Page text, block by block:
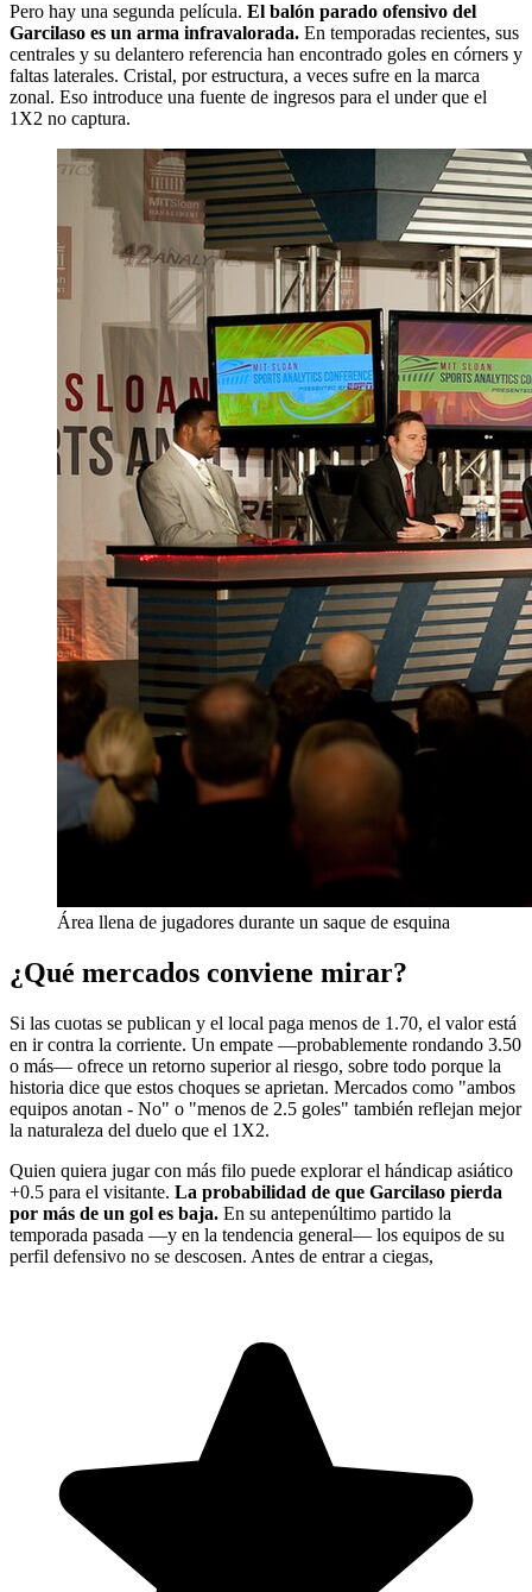
Pero hay una segunda película. El balón parado ofensivo del
Garcilaso es un arma infravalorada. En temporadas recientes, sus
centrales y su delantero referencia han encontrado goles en córners y
faltas laterales. Cristal, por estructura, a veces sufre en la marca
zonal. Eso introduce una fuente de ingresos para el under que el
1X2 no captura.
Área llena de jugadores durante un saque de esquina
¿Qué mercados conviene mirar?
Si las cuotas se publican y el local paga menos de 1.70, el valor está
en ir contra la corriente. Un empate —probablemente rondando 3.50
o más— ofrece un retorno superior al riesgo, sobre todo porque la
historia dice que estos choques se aprietan. Mercados como "ambos
equipos anotan - No" o "menos de 2.5 goles" también reflejan mejor
la naturaleza del duelo que el 1X2.
Quien quiera jugar con más filo puede explorar el hándicap asiático
+0.5 para el visitante. La probabilidad de que Garcilaso pierda
por más de un gol es baja. En su antepenúltimo partido la
temporada pasada —y en la tendencia general— los equipos de su
perfil defensivo no se descosen. Antes de entrar a ciegas,